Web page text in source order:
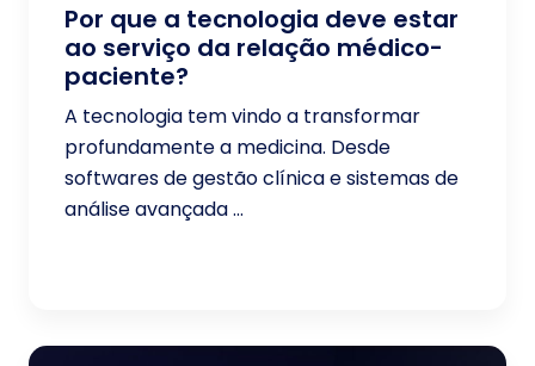
Por que a tecnologia deve estar
ao serviço da relação médico-
paciente?
A tecnologia tem vindo a transformar
profundamente a medicina. Desde
softwares de gestão clínica e sistemas de
análise avançada ...